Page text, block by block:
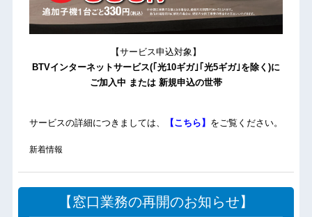
【サービス申込対象】
BTVインターネットサービス(｢光10ギガ｣｢光5ギガ｣を除く)に
ご加入中 または 新規申込の世帯
サービスの詳細につきましては、 【こちら】 をご覧ください。
新着情報
【窓口業務の再開のお知らせ】